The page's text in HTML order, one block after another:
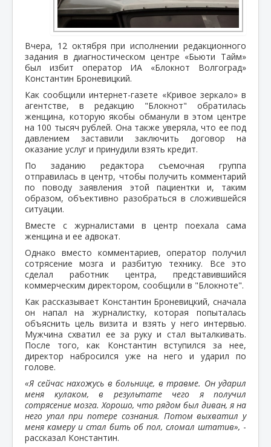
Вчера, 12 октября при исполнении редакционного
задания в диагностическом центре «Бьюти Тайм»
был избит оператор ИА «Блокнот Волгоград»
Константин Броневицкий.
Как сообщили интернет-газете «Кривое зеркало» в
агентстве, в редакцию "Блокнот" обратилась
женщина, которую якобы обманули в этом центре
на 100 тысяч рублей. Она также уверяла, что ее под
давлением заставили заключить договор на
оказание услуг и принудили взять кредит.
По заданию редактора съемочная группа
отправилась в центр, чтобы получить комментарий
по поводу заявления этой пациентки и, таким
образом, объективно разобраться в сложившейся
ситуации.
Вместе с журналистами в центр поехала сама
женщина и ее адвокат.
Однако вместо комментариев, оператор получил
сотрясение мозга и разбитую технику. Все это
сделал работник центра, представившийся
коммерческим директором, сообщили в "Блокноте".
Как рассказывает Константин Броневицкий, сначала
он напал на журналистку, которая попыталась
объяснить цель визита и взять у него интервью.
Мужчина схватил ее за руку и стал выталкивать.
После того, как Константин вступился за нее,
директор набросился уже на него и ударил по
голове.
«Я сейчас нахожусь в больнице, в травме. Он ударил
меня кулаком, в результате чего я получил
сотрясение мозга. Хорошо, что рядом был диван, я на
него упал при потере сознания. Потом выхватил у
меня камеру и стал бить об пол, сломал штатив», -
рассказал Константин.